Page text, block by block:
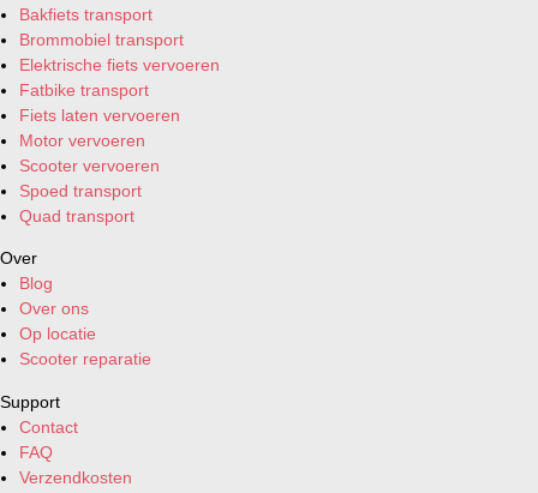
Bakfiets transport
Brommobiel transport
Elektrische fiets vervoeren
Fatbike transport
Fiets laten vervoeren
Motor vervoeren
Scooter vervoeren
Spoed transport
Quad transport
Over
Blog
Over ons
Op locatie
Scooter reparatie
Support
Contact
FAQ
Verzendkosten